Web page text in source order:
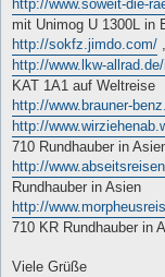
http://www.soweit-die-
mit Unimog U 1300L in
http://sokfz.jimdo.com/
http://www.lkw-
KAT 1A1 auf Weltreise
http://www.brauner-
http://
710 Rundhauber in
http://
Rundhauber in Asien
http://
710 KR Rundhauber in
Viele Grüße